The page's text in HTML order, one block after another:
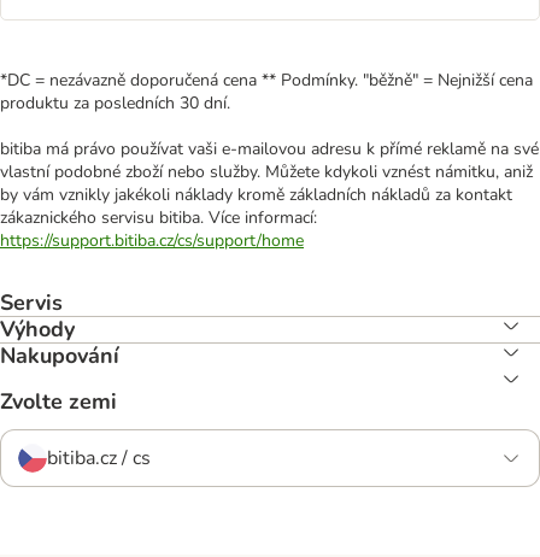
*DC = nezávazně doporučená cena ** Podmínky. "běžně" = Nejnižší cena
produktu za posledních 30 dní.
bitiba má právo používat vaši e-mailovou adresu k přímé reklamě na své
vlastní podobné zboží nebo služby. Můžete kdykoli vznést námitku, aniž
by vám vznikly jakékoli náklady kromě základních nákladů za kontakt
zákaznického servisu bitiba. Více informací:
https://support.bitiba.cz/cs/support/home
Servis
Výhody
Nakupování
Zvolte zemi
bitiba.cz / cs